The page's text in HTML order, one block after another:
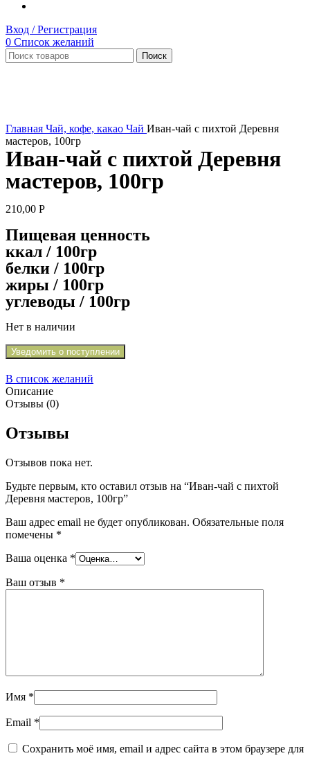
Вход / Регистрация
0 Список желаний
Поиск
Главная Чай, кофе, какао Чай Иван-чай с пихтой Деревня
мастеров, 100гр
Иван-чай с пихтой Деревня
мастеров, 100гр
210,00 Р
Пищевая ценность
ккал / 100гр
белки / 100гр
жиры / 100гр
углеводы / 100гр
Нет в наличии
Уведомить о поступлении
В список желаний
Описание
Отзывы (0)
Отзывы
Отзывов пока нет.
Будьте первым, кто оставил отзыв на “Иван-чай с пихтой
Деревня мастеров, 100гр”
Ваш адрес email не будет опубликован. Обязательные поля
помечены *
Ваша оценка *
Ваш отзыв *
Имя *
Email *
Сохранить моё имя, email и адрес сайта в этом браузере для